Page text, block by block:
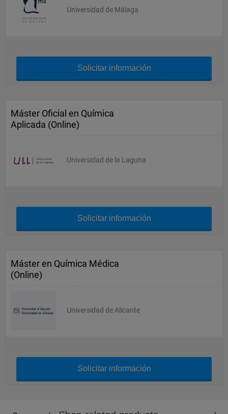
Universidad de Málaga
Solicitar información
Máster Oficial en Química
Aplicada (Online)
Universidad de la Laguna
Solicitar información
Máster en Química Médica
(Online)
Universidad de Alicante
Solicitar información